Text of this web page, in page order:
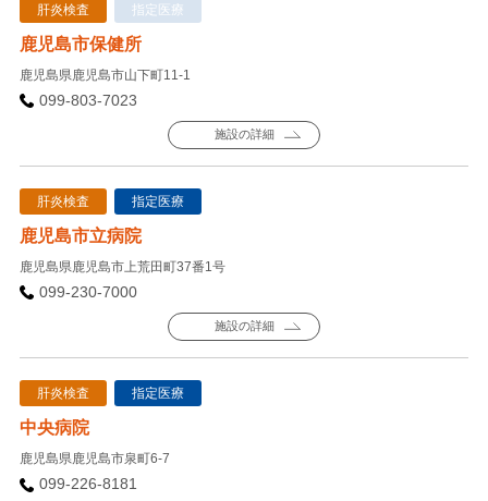
肝炎検査 指定医療
鹿児島市保健所
鹿児島県鹿児島市山下町11-1
099-803-7023
施設の詳細
肝炎検査 指定医療
鹿児島市立病院
鹿児島県鹿児島市上荒田町37番1号
099-230-7000
施設の詳細
肝炎検査 指定医療
中央病院
鹿児島県鹿児島市泉町6-7
099-226-8181